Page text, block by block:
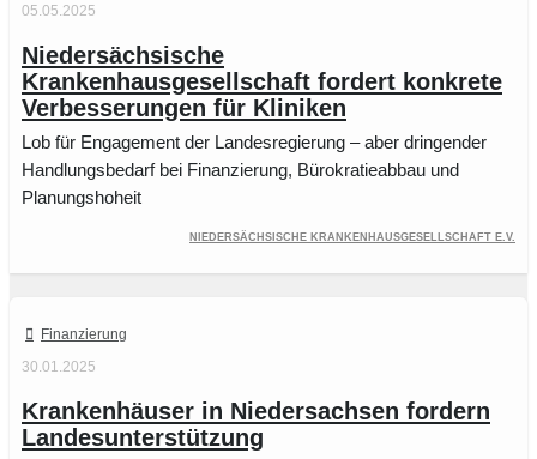
05.05.2025
Niedersächsische
Krankenhausgesellschaft fordert konkrete
Verbesserungen für Kliniken
Lob für Engagement der Landesregierung – aber dringender
Handlungsbedarf bei Finanzierung, Bürokratieabbau und
Planungshoheit
Niedersächsische Krankenhausgesellschaft e.V.
Finanzierung
30.01.2025
Krankenhäuser in Niedersachsen fordern
Landesunterstützung